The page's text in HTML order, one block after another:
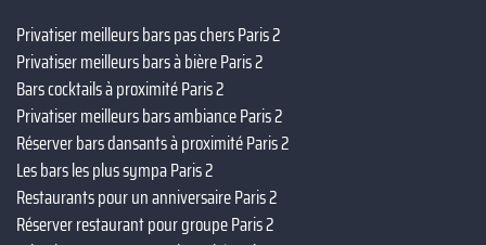
Privatiser meilleurs bars pas chers Paris 2
Privatiser meilleurs bars à bière Paris 2
Bars cocktails à proximité Paris 2
Privatiser meilleurs bars ambiance Paris 2
Réserver bars dansants à proximité Paris 2
Les bars les plus sympa Paris 2
Restaurants pour un anniversaire Paris 2
Réserver restaurant pour groupe Paris 2